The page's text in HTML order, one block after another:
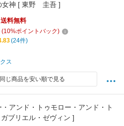
女神 [ 東野 圭吾 ]
送料無料
(10%ポイントバック)
(24件)
ス
同じ商品を安い順で見る
・アンド・トゥモロー・アンド・ト
ブリエル・ゼヴィン ]